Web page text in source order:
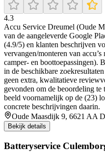
4.3
Accu Service Dreumel (Oude
van de aangeleverde Google
(4.9/5) en klanten beschrijven
vervangen/monteren van
camper- en boottoepassingen).
in de beschikbare
geen extra, kwalitatieve
gevonden om de beoordeling
beeld voornamelijk op de (23)
concrete beschrijvingen daarin.
Oude Maasdijk 9, 6621 AA
Bekijk details
Batteryservice